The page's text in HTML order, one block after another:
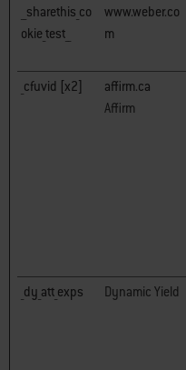
__sharethis_co
okie_test__
www.weber.co
m
_cfuvid [x2]
affirm.ca
Affirm
_dy_att_exps Dynamic Yield